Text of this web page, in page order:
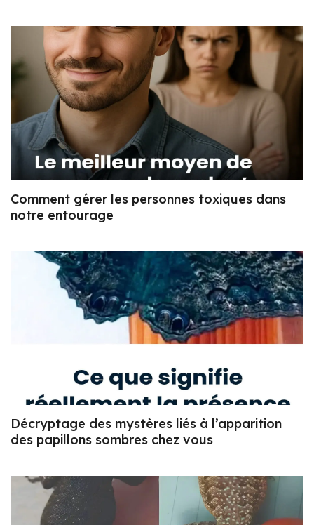
Comment gérer les personnes toxiques dans
notre entourage
Décryptage des mystères liés à l’apparition
des papillons sombres chez vous